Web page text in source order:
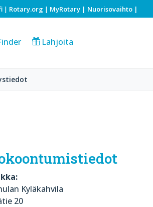
| Rotary.org | MyRotary | Nuorisovaihto |
Lahjoita
Kyläkahvila
20